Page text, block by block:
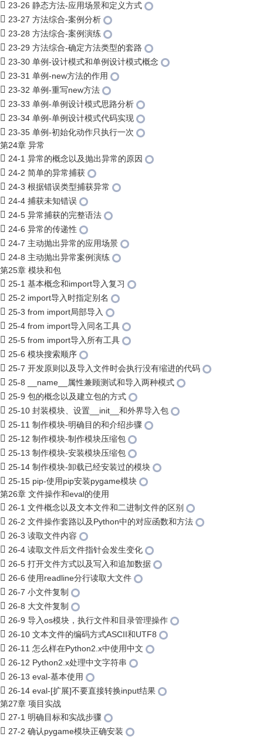
23-26 静态方法-应用场景和定义方式
23-27 方法综合-案例分析
23-28 方法综合-案例演练
23-29 方法综合-确定方法类型的套路
23-30 单例-设计模式和单例设计模式概念
23-31 单例-new方法的作用
23-32 单例-重写new方法
23-33 单例-单例设计模式思路分析
23-34 单例-单例设计模式代码实现
23-35 单例-初始化动作只执行一次
第24章 异常
24-1 异常的概念以及抛出异常的原因
24-2 简单的异常捕获
24-3 根据错误类型捕获异常
24-4 捕获未知错误
24-5 异常捕获的完整语法
24-6 异常的传递性
24-7 主动抛出异常的应用场景
24-8 主动抛出异常案例演练
第25章 模块和包
25-1 基本概念和import导入复习
25-2 import导入时指定别名
25-3 from import局部导入
25-4 from import导入同名工具
25-5 from import导入所有工具
25-6 模块搜索顺序
25-7 开发原则以及导入文件时会执行没有缩进的代码
25-8 __name__属性兼顾测试和导入两种模式
25-9 包的概念以及建立包的方式
25-10 封装模块、设置__init__和外界导入包
25-11 制作模块-明确目的和介绍步骤
25-12 制作模块-制作模块压缩包
25-13 制作模块-安装模块压缩包
25-14 制作模块-卸载已经安装过的模块
25-15 pip-使用pip安装pygame模块
第26章 文件操作和eval的使用
26-1 文件概念以及文本文件和二进制文件的区别
26-2 文件操作套路以及Python中的对应函数和方法
26-3 读取文件内容
26-4 读取文件后文件指针会发生变化
26-5 打开文件方式以及写入和追加数据
26-6 使用readline分行读取大文件
26-7 小文件复制
26-8 大文件复制
26-9 导入os模块，执行文件和目录管理操作
26-10 文本文件的编码方式ASCII和UTF8
26-11 怎么样在Python2.x中使用中文
26-12 Python2.x处理中文字符串
26-13 eval-基本使用
26-14 eval-[扩展]不要直接转换input结果
第27章 项目实战
27-1 明确目标和实战步骤
27-2 确认pygame模块正确安装